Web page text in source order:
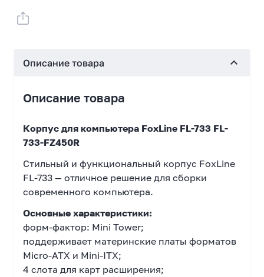
(номинальная), Вт: 450, Максимальная длина блока
питания, мм: 160 мм
Описание товара
Описание товара
Корпус для компьютера FoxLine FL-733 FL-
733-FZ450R
Стильный и функциональный корпус FoxLine
FL-733 — отличное решение для сборки
современного компьютера.
Основные характеристики:
форм-фактор: Mini Tower;
поддерживает материнские платы форматов
Micro-ATX и Mini-ITX;
4 слота для карт расширения;